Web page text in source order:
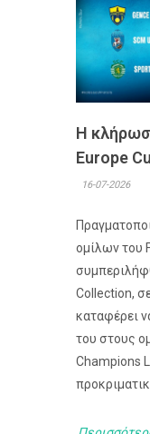
Η
Europe
16-07-2026
ομίλων του
Collection,
καταφέρει
του στους
Champions